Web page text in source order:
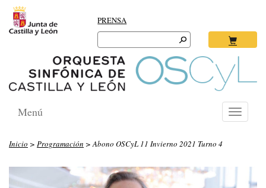
PRENSA
Search
for:
Toggle
Menú
Inicio > Programación > Abono OSCyL 11 Invierno 2021 Turno 4